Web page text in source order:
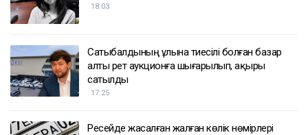
18:03
Сатыбалдының ұлына тиесілі болған базар
алты рет аукционға шығарылып, ақыры
сатылды
17:25
Ресейде жасалған жалған көлік нөмірлері